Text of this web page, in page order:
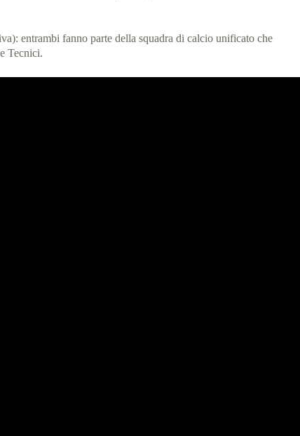
entrambi fanno parte della squadra di calcio unificato che
Tecnici.